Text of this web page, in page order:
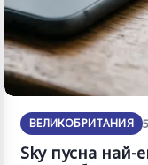
ВЕЛИКОБРИТАНИЯ
Sky пусна най-